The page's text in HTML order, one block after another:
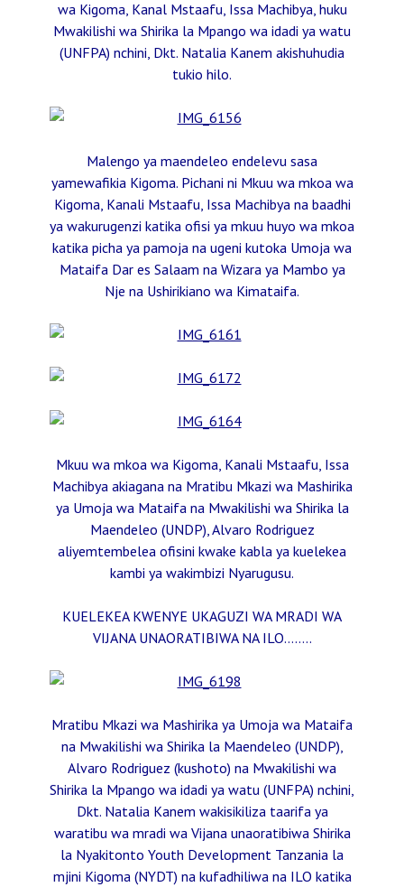
wa Kigoma, Kanal Mstaafu, Issa Machibya, huku
Mwakilishi wa Shirika la Mpango wa idadi ya watu
(UNFPA) nchini, Dkt. Natalia Kanem akishuhudia
tukio hilo.
Malengo ya maendeleo endelevu sasa
yamewafikia Kigoma. Pichani ni Mkuu wa mkoa wa
Kigoma, Kanali Mstaafu, Issa Machibya na baadhi
ya wakurugenzi katika ofisi ya mkuu huyo wa mkoa
katika picha ya pamoja na ugeni kutoka Umoja wa
Mataifa Dar es Salaam na Wizara ya Mambo ya
Nje na Ushirikiano wa Kimataifa.
Mkuu wa mkoa wa Kigoma, Kanali Mstaafu, Issa
Machibya akiagana na Mratibu Mkazi wa Mashirika
ya Umoja wa Mataifa na Mwakilishi wa Shirika la
Maendeleo (UNDP), Alvaro Rodriguez
aliyemtembelea ofisini kwake kabla ya kuelekea
kambi ya wakimbizi Nyarugusu.
KUELEKEA KWENYE UKAGUZI WA MRADI WA
VIJANA UNAORATIBIWA NA ILO……..
Mratibu Mkazi wa Mashirika ya Umoja wa Mataifa
na Mwakilishi wa Shirika la Maendeleo (UNDP),
Alvaro Rodriguez (kushoto) na Mwakilishi wa
Shirika la Mpango wa idadi ya watu (UNFPA) nchini,
Dkt. Natalia Kanem wakisikiliza taarifa ya
waratibu wa mradi wa Vijana unaoratibiwa Shirika
la Nyakitonto Youth Development Tanzania la
mjini Kigoma (NYDT) na kufadhiliwa na ILO katika